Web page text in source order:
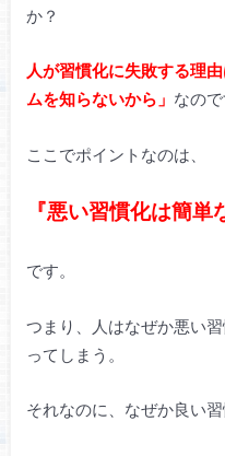
か？
人が習慣化に失敗する理
ムを知らないから」 なので
ここでポイントなのは、
『悪い習慣化は簡単
です。
つまり、人はなぜか悪い
ってしまう。
それなのに、なぜか良い習